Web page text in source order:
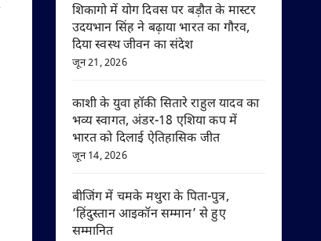
शिकागो में योग दिवस पर बड़ौत के मास्टर
उदयभान सिंह ने बढ़ाया भारत का गौरव,
दिया स्वस्थ जीवन का संदेश
जून 21, 2026
काशी के युवा हॉकी सितारे राहुल यादव का
भव्य स्वागत, अंडर-18 एशिया कप में
भारत को दिलाई ऐतिहासिक जीत
जून 14, 2026
बीजिंग में चमके मथुरा के पिता-पुत्र,
‘हिंदुस्तान आइकॉन सम्मान’ से हुए
सम्मानित